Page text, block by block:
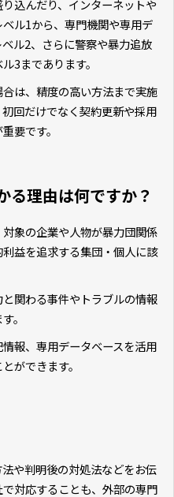
込んだり、インターネットや
ル1から、専門機関や専用デ
ル2、さらに警察や暴力追放
3まであります。
は、精度の高い方法まで実施
回だけでなく契約更新や採用
要です。
る理由は何ですか？
象の企業や人物が暴力団関係
益を追求する集団・個人に該
関わる事件やトラブルの情報
。
報、専用データベースを活用
ができます。
や判明後の対処法などをお伝
対応することも、外部の専門